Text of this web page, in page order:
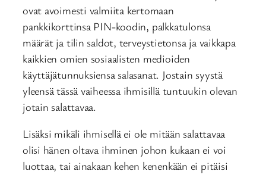
ovat avoimesti valmiita kertomaan
pankkikorttinsa PIN-koodin, palkkatulonsa
määrät ja tilin saldot, terveystietonsa ja vaikkapa
kaikkien omien sosiaalisten medioiden
käyttäjätunnuksiensa salasanat. Jostain syystä
yleensä tässä vaiheessa ihmisillä tuntuukin olevan
jotain salattavaa.
Lisäksi mikäli ihmisellä ei ole mitään salattavaa
olisi hänen oltava ihminen johon kukaan ei voi
luottaa, tai ainakaan kehen kenenkään ei pitäisi